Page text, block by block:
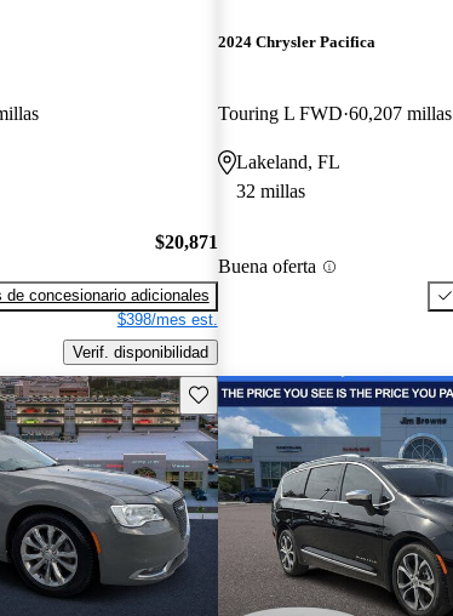
$20,871
de concesionario adicionales
$398/mes est.
Verif. disponibilidad
2024 Chrysler Pacifica
Touring L FWD 60,207 millas
Lakeland, FL
32 millas
Buena oferta
Guarda este Aviso